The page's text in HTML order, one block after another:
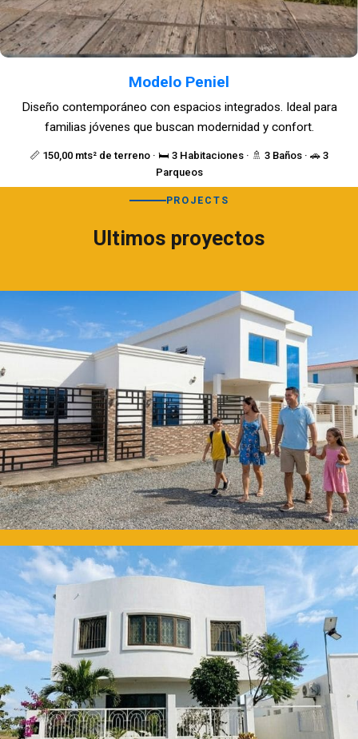
Modelo Peniel
📏 150,00 mts² de terreno · 🛏️ 3 Habitaciones · 🚿 3 Baños · 🚗 3
Parqueos
Diseño contemporáneo con espacios integrados. Ideal para
familias jóvenes que buscan modernidad y confort.
PROJECTS
Ultimos proyectos